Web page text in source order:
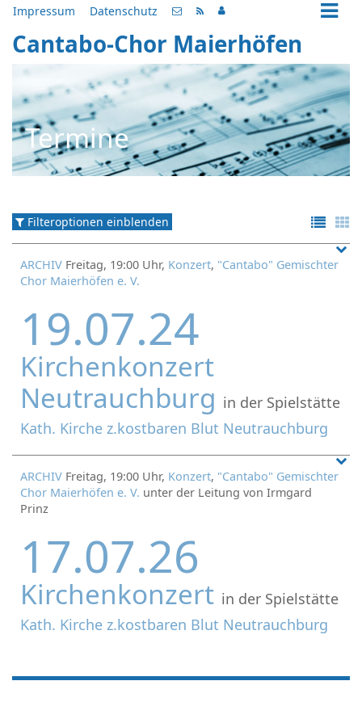
Impressum Datenschutz
Cantabo-Chor Maierhöfen
Termine
Filteroptionen einblenden
ARCHIV Freitag, 19:00 Uhr, Konzert, "Cantabo" Gemischter
Chor Maierhöfen e. V.
19.07.24
Kirchenkonzert
Neutrauchburg in der Spielstätte
Kath. Kirche z.kostbaren Blut Neutrauchburg
ARCHIV Freitag, 19:00 Uhr, Konzert, "Cantabo" Gemischter
Chor Maierhöfen e. V. unter der Leitung von Irmgard
Prinz
17.07.26
Kirchenkonzert in der Spielstätte
Kath. Kirche z.kostbaren Blut Neutrauchburg